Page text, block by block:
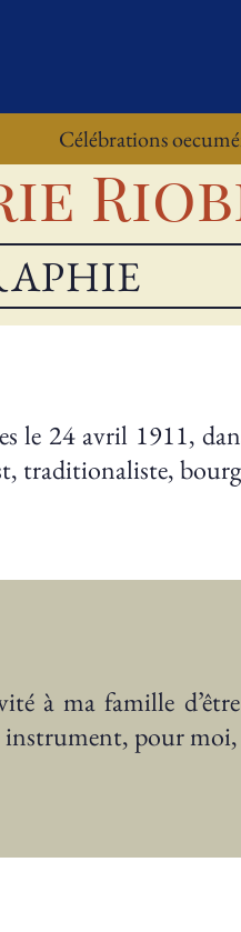
Célébrations
le 24 avril 1911,
traditionaliste,
à ma famille
pour moi,